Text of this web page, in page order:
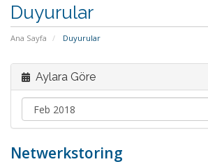
Duyurular
Ana Sayfa Duyurular
Aylara Göre
Netwerkstoring